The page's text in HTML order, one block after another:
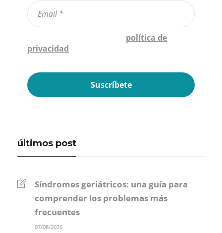
política de
privacidad
últimos post
Síndromes geriátricos: una guía para
comprender los problemas más
frecuentes
07/08/2026